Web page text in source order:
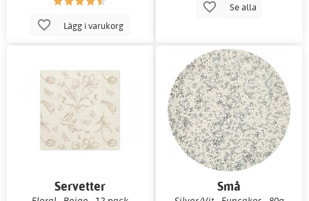
Lägg i varukorg
Se alla
Servetter
Små